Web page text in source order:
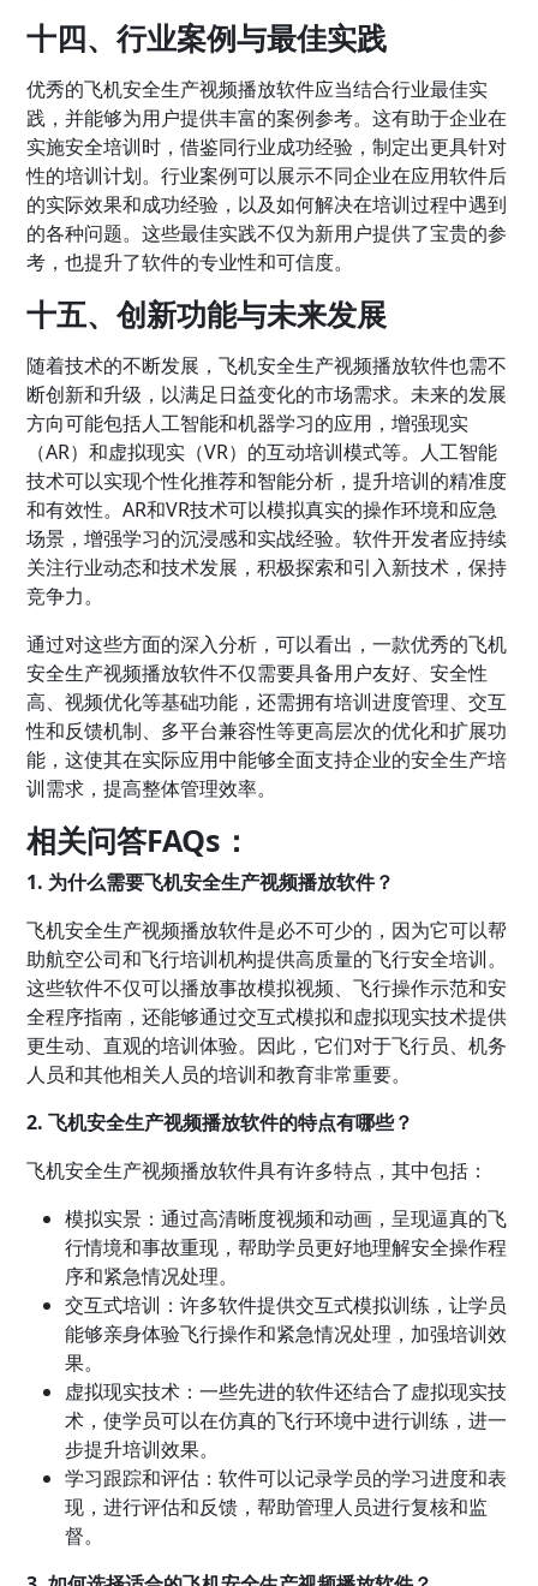
十四、行业案例与最佳实践
优秀的飞机安全生产视频播放软件应当结合行业最佳实
践，并能够为用户提供丰富的案例参考。这有助于企业在
实施安全培训时，借鉴同行业成功经验，制定出更具针对
性的培训计划。行业案例可以展示不同企业在应用软件后
的实际效果和成功经验，以及如何解决在培训过程中遇到
的各种问题。这些最佳实践不仅为新用户提供了宝贵的参
考，也提升了软件的专业性和可信度。
十五、创新功能与未来发展
随着技术的不断发展，飞机安全生产视频播放软件也需不
断创新和升级，以满足日益变化的市场需求。未来的发展
方向可能包括人工智能和机器学习的应用，增强现实
（AR）和虚拟现实（VR）的互动培训模式等。人工智能
技术可以实现个性化推荐和智能分析，提升培训的精准度
和有效性。AR和VR技术可以模拟真实的操作环境和应急
场景，增强学习的沉浸感和实战经验。软件开发者应持续
关注行业动态和技术发展，积极探索和引入新技术，保持
竞争力。
通过对这些方面的深入分析，可以看出，一款优秀的飞机
安全生产视频播放软件不仅需要具备用户友好、安全性
高、视频优化等基础功能，还需拥有培训进度管理、交互
性和反馈机制、多平台兼容性等更高层次的优化和扩展功
能，这使其在实际应用中能够全面支持企业的安全生产培
训需求，提高整体管理效率。
相关问答FAQs：
1. 为什么需要飞机安全生产视频播放软件？
飞机安全生产视频播放软件是必不可少的，因为它可以帮
助航空公司和飞行培训机构提供高质量的飞行安全培训。
这些软件不仅可以播放事故模拟视频、飞行操作示范和安
全程序指南，还能够通过交互式模拟和虚拟现实技术提供
更生动、直观的培训体验。因此，它们对于飞行员、机务
人员和其他相关人员的培训和教育非常重要。
2. 飞机安全生产视频播放软件的特点有哪些？
飞机安全生产视频播放软件具有许多特点，其中包括：
模拟实景：通过高清晰度视频和动画，呈现逼真的飞
行情境和事故重现，帮助学员更好地理解安全操作程
序和紧急情况处理。
交互式培训：许多软件提供交互式模拟训练，让学员
能够亲身体验飞行操作和紧急情况处理，加强培训效
果。
虚拟现实技术：一些先进的软件还结合了虚拟现实技
术，使学员可以在仿真的飞行环境中进行训练，进一
步提升培训效果。
学习跟踪和评估：软件可以记录学员的学习进度和表
现，进行评估和反馈，帮助管理人员进行复核和监
督。